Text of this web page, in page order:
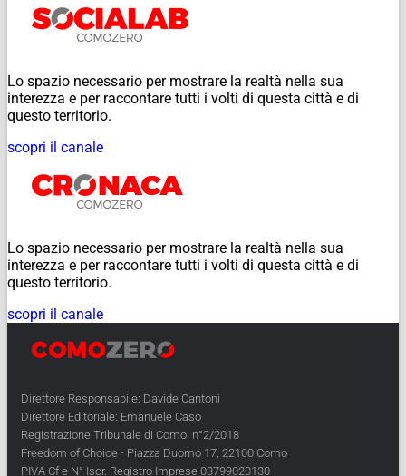
Lo spazio necessario per mostrare la realtà nella sua
interezza e per raccontare tutti i volti di questa città e di
questo territorio.
scopri il canale
Lo spazio necessario per mostrare la realtà nella sua
interezza e per raccontare tutti i volti di questa città e di
questo territorio.
scopri il canale
Direttore Responsabile: Davide Cantoni
Direttore Editoriale: Emanuele Caso
Registrazione Tribunale di Como: n°2/2018
Freedom of Choice - Piazza Duomo 17, 22100 Como
PIVA Cf e N° Iscr. Registro Imprese 03799020130